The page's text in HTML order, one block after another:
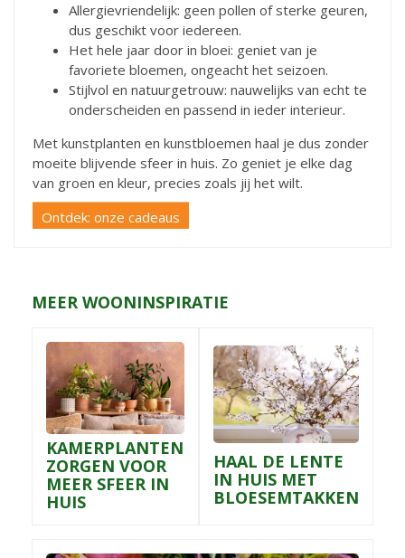
Allergievriendelijk: geen pollen of sterke geuren,
dus geschikt voor iedereen.
Het hele jaar door in bloei: geniet van je
favoriete bloemen, ongeacht het seizoen.
Stijlvol en natuurgetrouw: nauwelijks van echt te
onderscheiden en passend in ieder interieur.
Met kunstplanten en kunstbloemen haal je dus zonder
moeite blijvende sfeer in huis. Zo geniet je elke dag
van groen en kleur, precies zoals jij het wilt.
Ontdek: onze cadeaus
MEER WOONINSPIRATIE
KAMERPLANTEN
ZORGEN VOOR
MEER SFEER IN
HUIS
HAAL DE LENTE
IN HUIS MET
BLOESEMTAKKEN